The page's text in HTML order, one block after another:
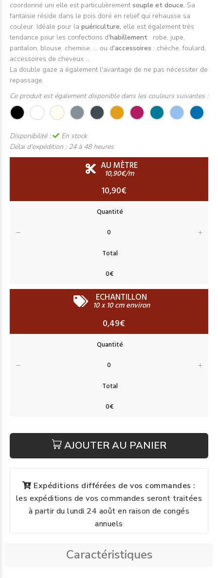
coordonné uni elle est particulièrementsouple et douce. Sa
fantaisie réside dans le pois doré en relief qui rehausse sa
couleur. Idéale pour la puériculture, elle est également très
tendance pour les confections d'habillement : robe, jupe,
pantalon, blouse, chemise, ... ou d'accessoires : chèche, foulard,
accessoires de cheveux ...
La double gaze a également l'avantage de ne pas nécessiter de
repassage.
Ce produit est également disponible dans les couleurs suivantes :
Disponibilité :
En stock
Délai d'expédition : 24 à 48 heures
AU MÈTRE
10,90€/m
10,90€
ECHANTILLON
10 x 10 cm environ
0,49€
AJOUTER AU PANIER
Expéditions différées de vos commandes :
les expéditions de vos commandes seront traitées
à partir du lundi 24 août en raison de congés
annuels
Caractéristiques